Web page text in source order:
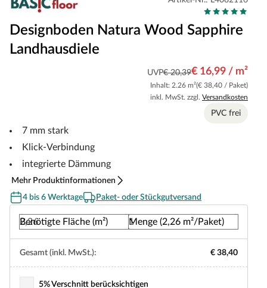
Designboden Natura Wood Sapphire
Landhausdiele
UVP€ 20,39€ 16,99 / m²
Inhalt: 2.26 m²(€ 38,40 / Paket)
inkl. MwSt. zzgl. Versandkosten
PVC frei
7 mm stark
Klick-Verbindung
integrierte Dämmung
Mehr Produktinformationen
4 bis 6 Werktage
Paket- oder Stückgutversand
Benötigte Fläche (m²) Menge (2,26 m²/Paket)
Gesamt (inkl. MwSt.): € 38,40
5% Verschnitt berücksichtigen